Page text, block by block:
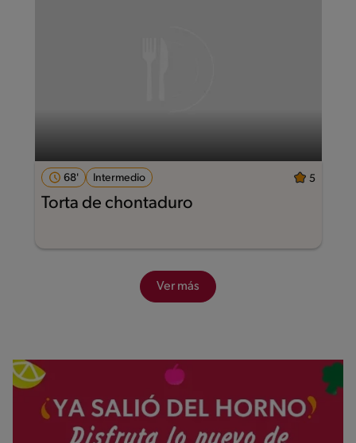
68' Intermedio 5
Torta de chontaduro
Ver más